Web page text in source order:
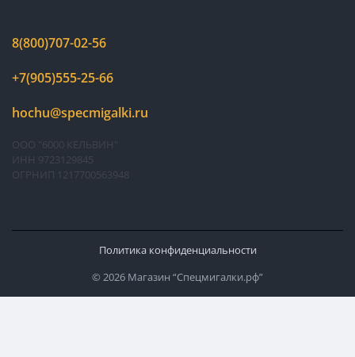
8(800)707-02-56
+7(905)555-25-66
hochu@specmigalki.ru
ООО "6000 КЕЛЬВИН"
ИНН 9723129845
ОГРНИП 1217700563948
Политика конфиденциальности
© 2026 Магазин “Спецмигалки.рф”